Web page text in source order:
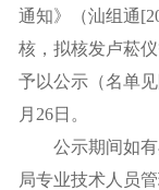
通知》（汕组通
核，拟核发卢菘
予以公示（名单
月26日。
公示期间如有
局专业技术人员